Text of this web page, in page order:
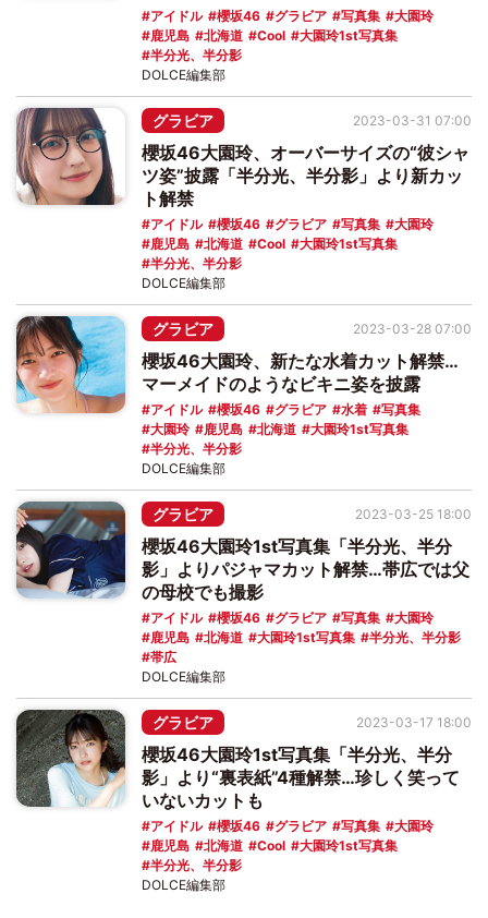
アイドル 櫻坂46 グラビア 写真集
大園玲
鹿児島
北海道 Cool
大園玲1st写真集
半分光、半分影
DOLCE編集部
グラビア
櫻坂46大園玲、オーバーサイズの“彼シャ
ツ姿”披露「半分光、半分影」より新カッ
ト解禁
アイドル 櫻坂46 グラビア 写真集
大園玲
鹿児島
北海道 Cool
大園玲1st写真集
半分光、半分影
2023-03-31 07:00
DOLCE編集部
グラビア
櫻坂46大園玲、新たな水着カット解禁…
マーメイドのようなビキニ姿を披露
アイドル 櫻坂46 グラビア 水着
写真集
大園玲
鹿児島 北海道
大園玲1st写真集
半分光、半分影
2023-03-28 07:00
DOLCE編集部
グラビア
櫻坂46大園玲1st写真集「半分光、半分
影」よりパジャマカット解禁…帯広では父
の母校でも撮影
アイドル 櫻坂46 グラビア 写真集
大園玲
鹿児島
北海道 大園玲1st写真集
半分光、半分影
帯広
2023-03-25 18:00
DOLCE編集部
グラビア
櫻坂46大園玲1st写真集「半分光、半分
影」より“裏表紙”4種解禁…珍しく笑って
いないカットも
アイドル 櫻坂46 グラビア 写真集
大園玲
鹿児島
北海道 Cool
大園玲1st写真集
半分光、半分影
2023-03-17 18:00
DOLCE編集部